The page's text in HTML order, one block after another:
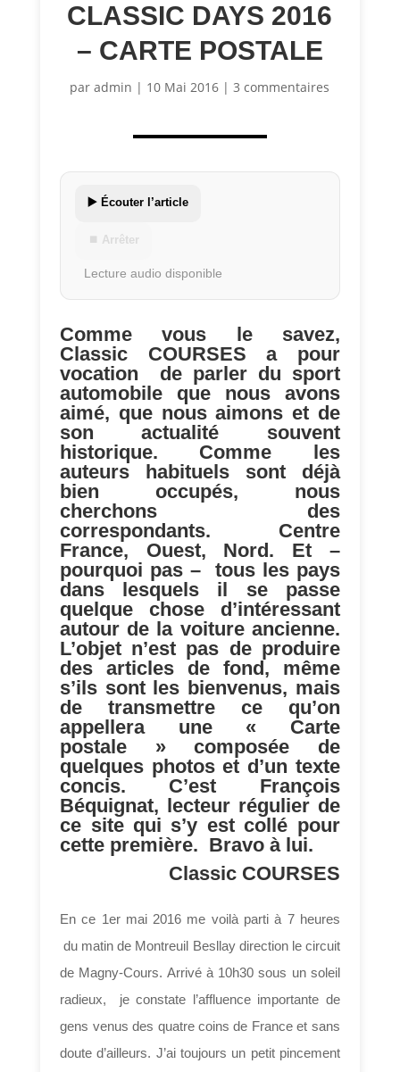
CLASSIC DAYS 2016
– CARTE POSTALE
paradmin | 10 Mai 2016 |3 commentaires
▶️ Écouter l’article
⏹ Arrêter
Lecture audio disponible
Comme vous le savez,
Classic COURSES a pour
vocation de parler du sport
automobile que nous avons
aimé, que nous aimons et de
son actualité souvent
historique. Comme les
auteurs habituels sont déjà
bien occupés, nous
cherchons des
correspondants. Centre
France, Ouest, Nord. Et –
pourquoi pas – tous les pays
dans lesquels il se passe
quelque chose d’intéressant
autour de la voiture ancienne.
L’objet n’est pas de produire
des articles de fond, même
s’ils sont les bienvenus, mais
de transmettre ce qu’on
appellera une « Carte
postale » composée de
quelques photos et d’un texte
concis. C’est François
Béquignat, lecteur régulier de
ce site qui s’y est collé pour
cette première. Bravo à lui.
Classic COURSES
En ce 1er mai 2016 me voilà parti à 7 heures
du matin de Montreuil Besllay direction le circuit
de Magny-Cours. Arrivé à 10h30 sous un soleil
radieux, je constate l’affluence importante de
gens venus des quatre coins de France et sans
doute d’ailleurs. J’ai toujours un petit pincement